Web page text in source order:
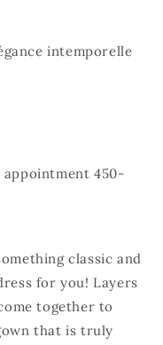
intemporelle
450-
classic and
for you! Layers
together to
that is truly